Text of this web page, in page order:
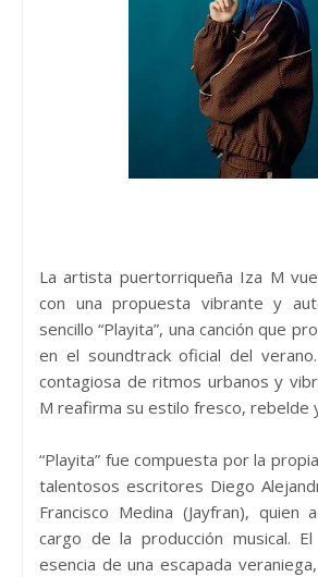
La artista puertorriqueña Iza M
con una propuesta vibrante y
sencillo “Playita”, una canción que
en el soundtrack oficial del
contagiosa de ritmos urbanos y
M reafirma su estilo fresco, rebelde
“Playita” fue compuesta por la
talentosos escritores Diego
Francisco Medina (Jayfran), quien
cargo de la producción musical.
esencia de una escapada